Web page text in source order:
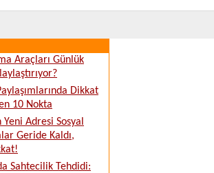
Araçları Günlük
Dikkat
10 Nokta
Yeni Adresi Sosyal
Geride Kaldı,
Sahtecilik Tehdidi: